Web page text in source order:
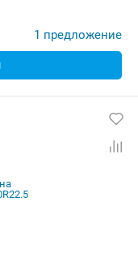
1 предложение